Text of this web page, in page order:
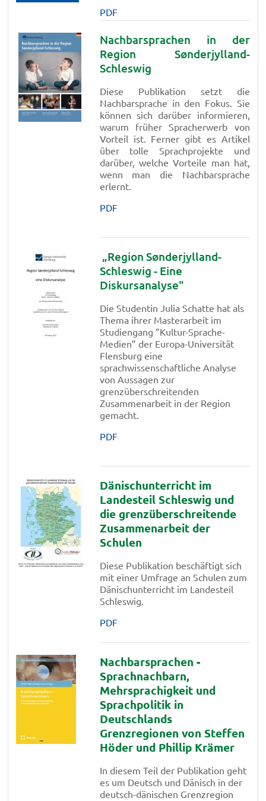
PDF
Nachbarsprachen in der
Region Sønderjylland-
Schleswig
Diese Publikation setzt die
Nachbarsprache in den Fokus. Sie
können sich darüber informieren,
warum früher Spracherwerb von
Vorteil ist. Ferner gibt es Artikel
über tolle Sprachprojekte und
darüber, welche Vorteile man hat,
wenn man die Nachbarsprache
erlernt.
PDF
„Region Sønderjylland-
Schleswig - Eine
Diskursanalyse"
Die Studentin Julia Schatte hat als
Thema ihrer Masterarbeit im
Studiengang ”Kultur-Sprache-
Medien” der Europa-Universität
Flensburg eine
sprachwissenschaftliche Analyse
von Aussagen zur
grenzüberschreitenden
Zusammenarbeit in der Region
gemacht.
PDF
Dänischunterricht im
Landesteil Schleswig und
die grenzüberschreitende
Zusammenarbeit der
Schulen
Diese Publikation beschäftigt sich
mit einer Umfrage an Schulen zum
Dänischunterricht im Landesteil
Schleswig.
PDF
Nachbarsprachen -
Sprachnachbarn,
Mehrsprachigkeit und
Sprachpolitik in
Deutschlands
Grenzregionen von Steffen
Höder und Phillip Krämer
In diesem Teil der Publikation geht
es um Deutsch und Dänisch in der
deutsch-dänischen Grenzregion